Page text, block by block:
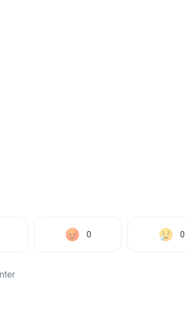
0 0